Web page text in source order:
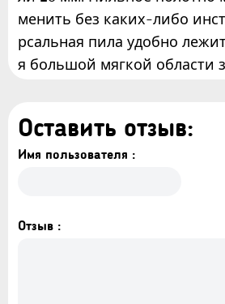
менить без каких-либо
рсальная пила удобно
я большой мягкой области
Особенности и возможности:
- Частота, Гц: 50-60
Оставить отзыв:
Имя пользователя :
Отзыв :